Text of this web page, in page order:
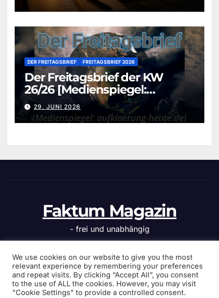
DER FREITAGSBRIEF FREITAGSBRIEF 2026
Der Freitagsbrief der KW
26/26 [Medienspiegel:
aufklaerung-heute.de]
29. JUNI 2026
Faktum Magazin
- frei und unabhängig
Stolz präsentiert von WordPress|Theme: News Click von
Themeansar
We use cookies on our website to give you the most
relevant experience by remembering your preferences
and repeat visits. By clicking “Accept All”, you consent
to the use of ALL the cookies. However, you may visit
"Cookie Settings" to provide a controlled consent.